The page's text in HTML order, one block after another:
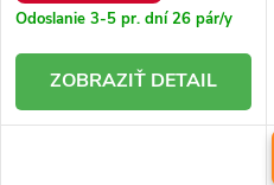
Odoslanie 3-5 pr. dní26 pár/y
DETAIL